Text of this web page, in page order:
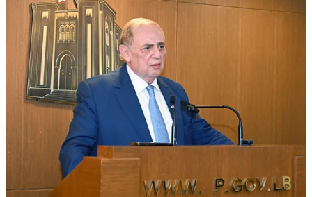
Services
Horoscope
Writers
Privacy Policy
Terms Of Use